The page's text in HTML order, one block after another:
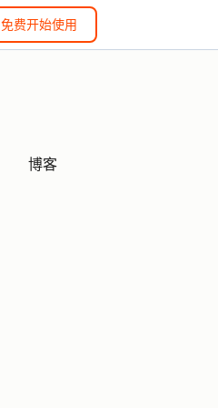
免费开始使用
博客